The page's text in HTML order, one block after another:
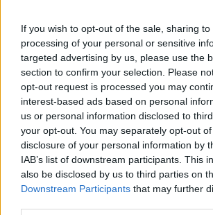
If you wish to opt-out of the sale, sharing
processing of your personal or sensitive
targeted advertising by us, please use the
section to confirm your selection. Please
opt-out request is processed you may
interest-based ads based on personal
us or personal information disclosed to
your opt-out. You may separately opt-out
disclosure of your personal information by
IAB’s list of downstream participants. This
also be disclosed by us to third parties on
Downstream Participants that may further
in un vuoto di senso.
Il sentirsi “fuori luogo sempre” ed un indefinito
fanno eco e uniscono gli amici, ma anche le
personaggi minori, che nella scrittura, a tratti
esilarante, ci portano con sé nel loro
accorgiamo non essere poi tanto diverso da
generazioni del passato, ma che prende solo
La solitudine forzatamente ricercata, nata dal
inadeguatezza, di incapacità di adattamento,
vicissitudini familiari diventa, in Pietro, “talento
nel vano tentativo di tenere lontane le